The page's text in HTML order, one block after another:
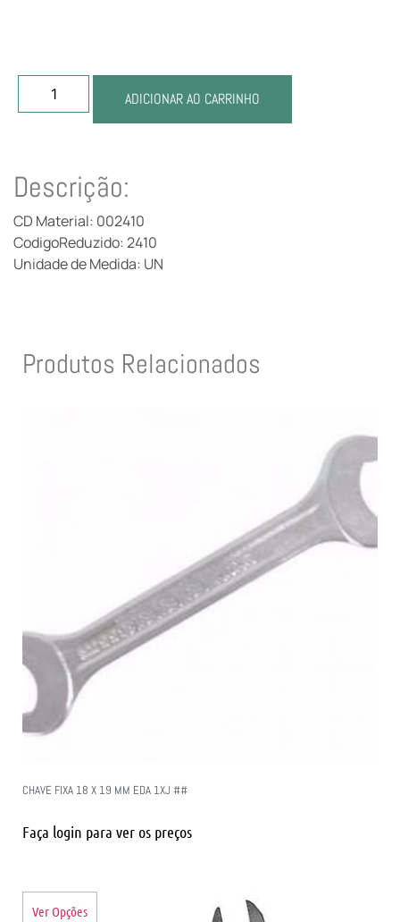
ADICIONAR AO CARRINHO
Descrição:
CD Material: 002410
CodigoReduzido: 2410
Unidade de Medida: UN
Produtos Relacionados
CHAVE FIXA 18 X 19 MM EDA 1XJ ##
Faça login para ver os preços
Ver Opções